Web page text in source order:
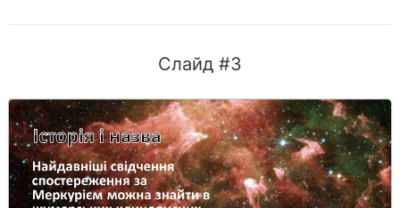
Слайд #3